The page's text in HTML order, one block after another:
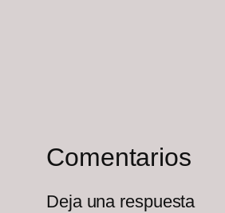
Comentarios
Deja una respuesta